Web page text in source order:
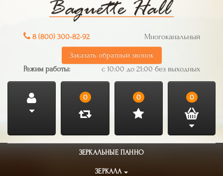
8 (800) 300-82-92 Многоканальный
Заказать обратный звонок
Режим работы: с 10:00 до 21:00 без выходных
0 0 0
ЗЕРКАЛЬНЫЕ ПАННО
ЗЕРКАЛА